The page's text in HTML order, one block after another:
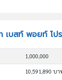
เบสท์ พอยท์ โป
1,000,000
10,591,890 บ